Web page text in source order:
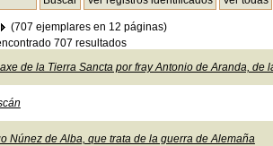
(707 ejemplares en 12 páginas)
707 resultados
de la Tierra Sancta por fray Antonio de Aranda, de
Núnez de Alba, que trata de la guerra de Alemaña